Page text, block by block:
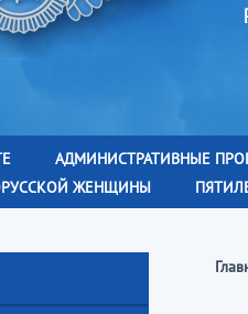
АДМИНИСТРАТИВНЫЕ
ЖЕНЩИНЫ